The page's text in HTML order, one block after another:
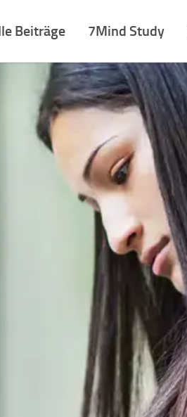
Beiträge 7Mind Study